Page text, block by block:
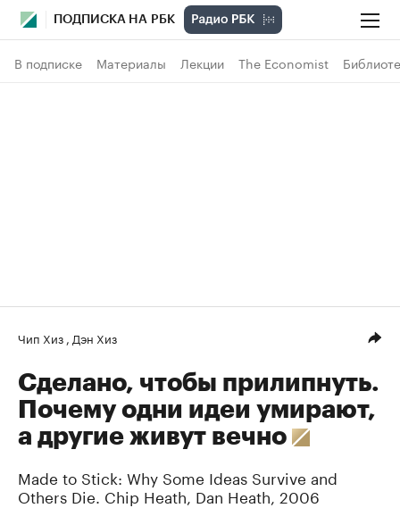
ПОДПИСКА НА РБК
В подписке Материалы Лекции The Economist
Чип Хиз Дэн Хиз
Сделано, чтобы прилипнуть.
Почему одни идеи умирают,
а другие живут вечно
Made to Stick: Why Some Ideas Survive and
Others Die. Chip Heath Dan Heath 2006